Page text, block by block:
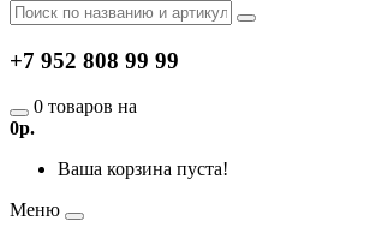
+7 952 808 99 99
0 товаров на
0р.
Ваша корзина пуста!
Меню